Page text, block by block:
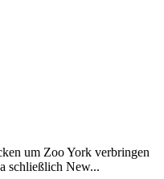
um Zoo York verbringen
schließlich New...